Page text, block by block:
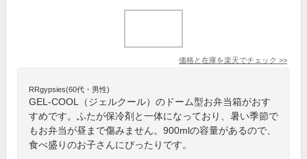
価格と在庫を楽天でチェック >>
RRgypsies(60代・男性)
GEL-COOL（ジェルクール）のドーム型お弁当箱がおす
すめです。ふたが保冷剤と一体になっており、暑い季節で
もお弁当が昼まで傷みません。900mlの容量があるので、
食べ盛りのお子さんにぴったりです。